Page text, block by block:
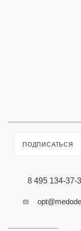
ПОДПИСАТЬСЯ
8 495 134-37-